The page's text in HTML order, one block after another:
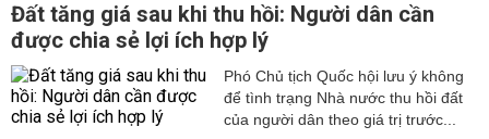
Đất tăng giá sau khi thu hồi: Người dân cần
được chia sẻ lợi ích hợp lý
Phó Chủ tịch Quốc hội lưu ý không
để tình trạng Nhà nước thu hồi đất
của người dân theo giá trị trước...